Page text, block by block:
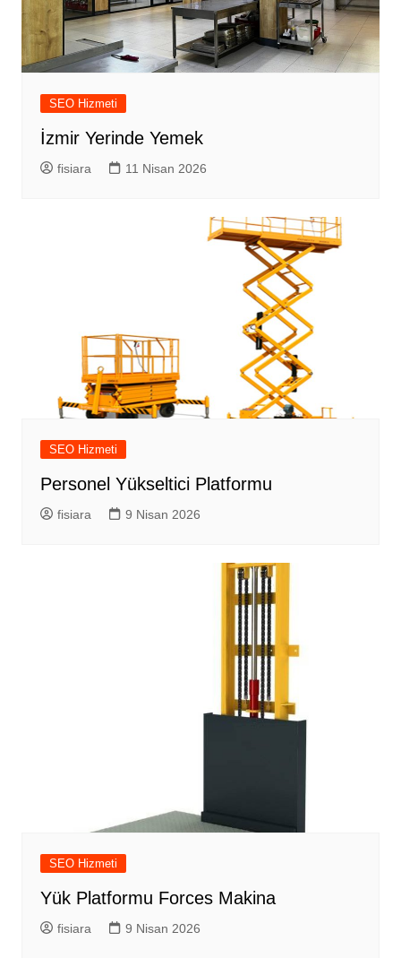
SEO Hizmeti
İzmir Yerinde Yemek
fisiara 11 Nisan 2026
SEO Hizmeti
Personel Yükseltici Platformu
fisiara 9 Nisan 2026
SEO Hizmeti
Yük Platformu Forces Makina
fisiara 9 Nisan 2026